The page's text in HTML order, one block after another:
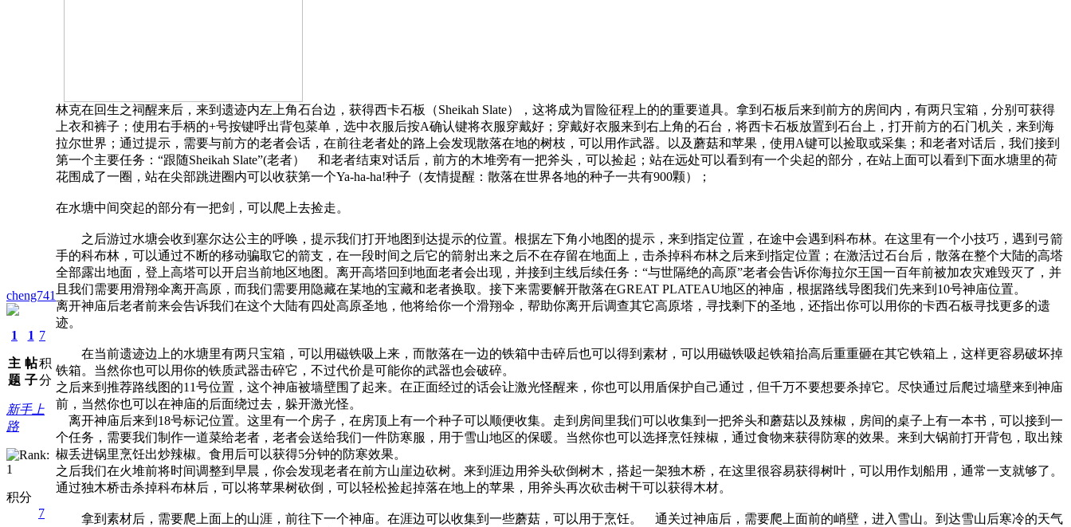
cheng741
1
主
题
1
帖
子
7
积
分
新手上
路
积分
7
林克在回生之祠醒来后，来到遗迹内左上角石台边，获得西卡石板（Sheikah Slate），这将成为冒险征程上的的重要道具。拿到石板后来到前方的房间内，有两只宝箱，分别可获得
上衣和裤子；使用右手柄的+号按键呼出背包菜单，选中衣服后按A确认键将衣服穿戴好；穿戴好衣服来到右上角的石台，将西卡石板放置到石台上，打开前方的石门机关，来到海
拉尔世界；通过提示，需要与前方的老者会话，在前往老者处的路上会发现散落在地的树枝，可以用作武器。以及蘑菇和苹果，使用A键可以捡取或采集；和老者对话后，我们接到
第一个主要任务：“跟随Sheikah Slate”(老者） 和老者结束对话后，前方的木堆旁有一把斧头，可以捡起；站在远处可以看到有一个尖起的部分，在站上面可以看到下面水塘里的荷
花围成了一圈，站在尖部跳进圈内可以收获第一个Ya-ha-ha!种子（友情提醒：散落在世界各地的种子一共有900颗）；
在水塘中间突起的部分有一把剑，可以爬上去捡走。
之后游过水塘会收到塞尔达公主的呼唤，提示我们打开地图到达提示的位置。根据左下角小地图的提示，来到指定位置，在途中会遇到科布林。在这里有一个小技巧，遇到弓箭
手的科布林，可以通过不断的移动骗取它的箭支，在一段时间之后它的箭射出来之后不在存留在地面上，击杀掉科布林之后来到指定位置；在激活过石台后，散落在整个大陆的高塔
全部露出地面，登上高塔可以开启当前地区地图。离开高塔回到地面老者会出现，并接到主线后续任务：“与世隔绝的高原”老者会告诉你海拉尔王国一百年前被加农灾难毁灭了，并
且我们需要用滑翔伞离开高原，而我们需要用隐藏在某地的宝藏和老者换取。接下来需要解开散落在GREAT PLATEAU地区的神庙，根据路线导图我们先来到10号神庙位置。
离开神庙后老者前来会告诉我们在这个大陆有四处高原圣地，他将给你一个滑翔伞，帮助你离开后调查其它高原塔，寻找剩下的圣地，还指出你可以用你的卡西石板寻找更多的遗
迹。
在当前遗迹边上的水塘里有两只宝箱，可以用磁铁吸上来，而散落在一边的铁箱中击碎后也可以得到素材，可以用磁铁吸起铁箱抬高后重重砸在其它铁箱上，这样更容易破坏掉
铁箱。当然你也可以用你的铁质武器击碎它，不过代价是可能你的武器也会破碎。
之后来到推荐路线图的11号位置，这个神庙被墙壁围了起来。在正面经过的话会让激光怪醒来，你也可以用盾保护自己通过，但千万不要想要杀掉它。尽快通过后爬过墙壁来到神庙
前，当然你也可以在神庙的后面绕过去，躲开激光怪。
离开神庙后来到18号标记位置。这里有一个房子，在房顶上有一个种子可以顺便收集。走到房间里我们可以收集到一把斧头和蘑菇以及辣椒，房间的桌子上有一本书，可以接到一
个任务，需要我们制作一道菜给老者，老者会送给我们一件防寒服，用于雪山地区的保暖。当然你也可以选择烹饪辣椒，通过食物来获得防寒的效果。来到大锅前打开背包，取出辣
椒丢进锅里烹饪出炒辣椒。食用后可以获得5分钟的防寒效果。
之后我们在火堆前将时间调整到早晨，你会发现老者在前方山崖边砍树。来到涯边用斧头砍倒树木，搭起一架独木桥，在这里很容易获得树叶，可以用作划船用，通常一支就够了。
通过独木桥击杀掉科布林后，可以将苹果树砍倒，可以轻松捡起掉落在地上的苹果，用斧头再次砍击树干可以获得木材。
拿到素材后，需要爬上面上的山涯，前往下一个神庙。在涯边可以收集到一些蘑菇，可以用于烹饪。 通关过神庙后，需要爬上面前的峭壁，进入雪山。到达雪山后寒冷的天气